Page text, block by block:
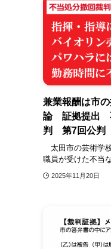
兼業報酬は市
論 証拠提出
判 第7回公判
太田市の芸術学
職員が受けた不当
2025年11月20日